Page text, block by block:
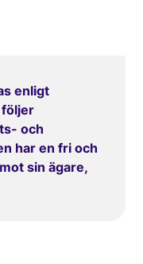
enligt
följer
och
har en fri och
sin ägare,